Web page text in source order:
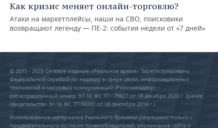
Как кризис меняет онлайн-торговлю?
Атаки на маркетплейсы, наши на СВО, поисковики
возвращают легенду — ПЕ-2: события недели от «7 дней»
© 2015 - 2026 Сетевое издание «Реальное время» Зарегистрировано
Федеральной службой по надзору в сфере связи, информационных
технологий и массовых коммуникаций (Роскомнадзор) –
регистрационный номер ЭЛ № ФС 77 - 79627 от 18 декабря 2020 г. (ранее
свидетельство Эл № ФС 77-59331 от 18 сентября 2014 г.)
Использование материалов Реального Времени разрешено только с
предварительного согласия правообладателей, упоминание сайта и